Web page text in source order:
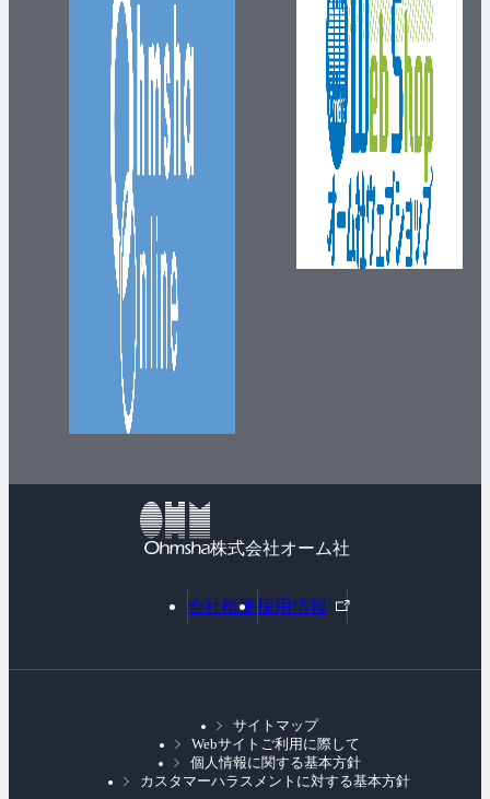
株式会社オーム社
会社概要採用情報
外
部
ン
サイトマップ
Webサイトご利用に際して
個人情報に関する基本方針
カスタマーハラスメントに対する基本方針